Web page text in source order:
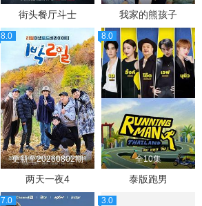
街头餐厅斗士 我家的熊孩子
8.0
更新至20260802期
两天一夜4
8.0
全10集
泰版跑男
7.0 3.0